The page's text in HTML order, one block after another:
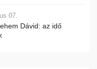
07.
Dávid: az idő